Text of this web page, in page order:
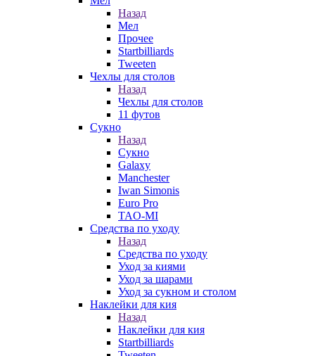
Назад
Мел
Прочее
Startbilliards
Tweeten
Чехлы для столов
Назад
Чехлы для столов
11 футов
Сукно
Назад
Сукно
Galaxy
Manchester
Iwan Simonis
Euro Pro
TAO-MI
Средства по уходу
Назад
Средства по уходу
Уход за киями
Уход за шарами
Уход за сукном и столом
Наклейки для кия
Назад
Наклейки для кия
Startbilliards